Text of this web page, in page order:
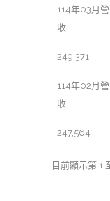
114年03月營
收
249,371
114年02月營
收
247,564
目前顯示第 1